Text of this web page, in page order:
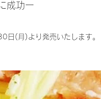
成功ー
日(月)より発売いたします。